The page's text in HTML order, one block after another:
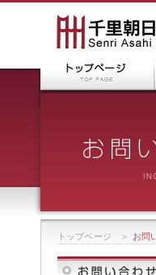
トップページ ＞ お問